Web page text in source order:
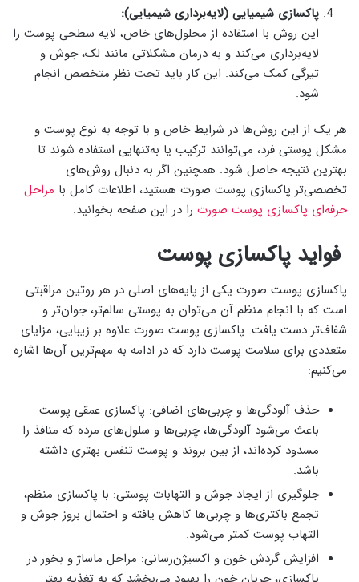
پاکسازی شیمیایی (لایه‌برداری شیمیایی):
این روش با استفاده از محلول‌های خاص، لایه سطحی پوست را
لایه‌برداری می‌کند و به درمان مشکلاتی مانند لک، جوش و
تیرگی کمک می‌کند. این کار باید تحت نظر متخصص انجام
شود.
هر یک از این روش‌ها در شرایط خاص و با توجه به نوع پوست و
مشکل پوستی فرد، می‌توانند ترکیب یا به‌تنهایی استفاده شوند تا
بهترین نتیجه حاصل شود. همچنین اگر به دنبال روش‌های
تخصصی‌تر پاکسازی پوست صورت هستید، اطلاعات کامل با مراحل
حرفه‌ای پاکسازی پوست صورت را در این صفحه بخوانید.
فواید پاکسازی پوست
پاکسازی پوست صورت یکی از پایه‌های اصلی در هر روتین مراقبتی
است که با انجام منظم آن می‌توان به پوستی سالم‌تر، جوان‌تر و
شفاف‌تر دست یافت. پاکسازی پوست صورت علاوه بر زیبایی، مزایای
متعددی برای سلامت پوست دارد که در ادامه به مهم‌ترین آن‌ها اشاره
می‌کنیم:
حذف آلودگی‌ها و چربی‌های اضافی: پاکسازی عمقی پوست
باعث می‌شود آلودگی‌ها، چربی‌ها و سلول‌های مرده که منافذ را
مسدود کرده‌اند، از بین بروند و پوست تنفس بهتری داشته
باشد.
جلوگیری از ایجاد جوش و التهابات پوستی: با پاکسازی منظم،
تجمع باکتری‌ها و چربی‌ها کاهش یافته و احتمال بروز جوش و
التهاب پوست کمتر می‌شود.
افزایش گردش خون و اکسیژن‌رسانی: مراحل ماساژ و بخور در